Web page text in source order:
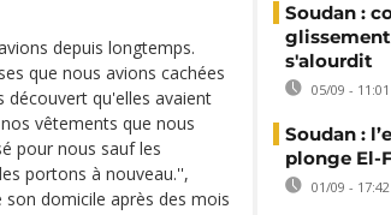
depuis longtemps.
que nous avions cachées
découvert qu'elles avaient
vêtements que nous
pour nous sauf les
portons à nouveau.'',
domicile après des mois
Soudan :
s'alourdit
05/09 - 11:01
Soudan :
plonge El-
01/09 - 17:42